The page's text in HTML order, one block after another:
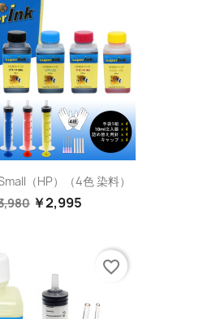
（HP）（4色 染料）
￥2,995
favorite_border